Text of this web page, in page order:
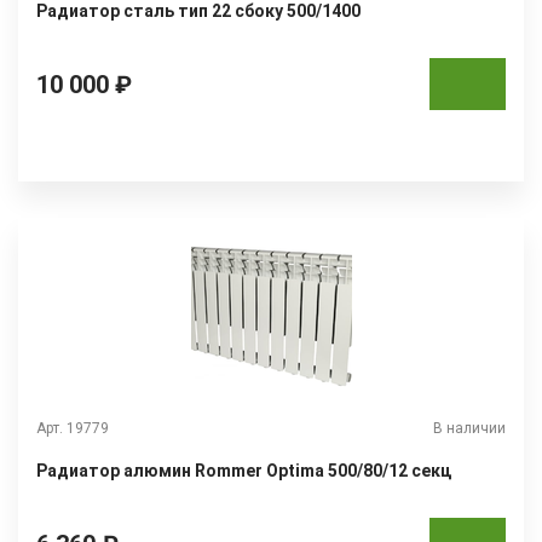
Радиатор сталь тип 22 сбоку 500/1400
10 000 ₽
Арт. 19779 В наличии
Радиатор алюмин Rommer Optima 500/80/12 секц